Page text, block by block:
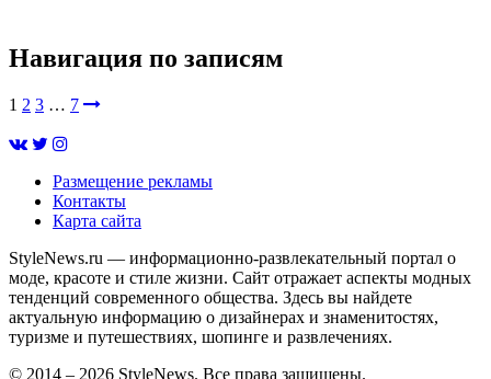
Навигация по записям
1 2 3 … 7
Размещение рекламы
Контакты
Карта сайта
StyleNews.ru — информационно-развлекательный портал о
моде, красоте и стиле жизни. Сайт отражает аспекты модных
тенденций современного общества. Здесь вы найдете
актуальную информацию о дизайнерах и знаменитостях,
туризме и путешествиях, шопинге и развлечениях.
© 2014 – 2026 StyleNews. Все права защищены.